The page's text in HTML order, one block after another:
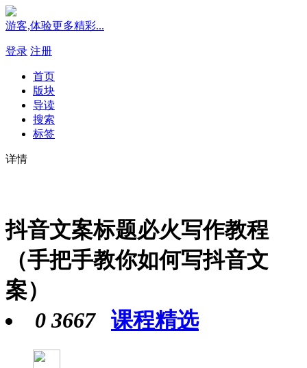
游客,体验更多精彩...
登录 注册
首页
版块
导读
搜索
标签
详情
抖音文案标题必火写作教程
（手把手教你如何写抖音文
案）
0 3667 课程精选